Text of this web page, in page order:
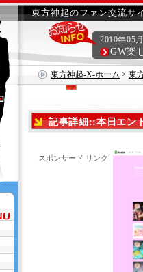
東方神起のファン交流サ
東方神起-X-ホーム > 東
2010年05
GW楽
記事詳細::本日エン
スポンサード リンク